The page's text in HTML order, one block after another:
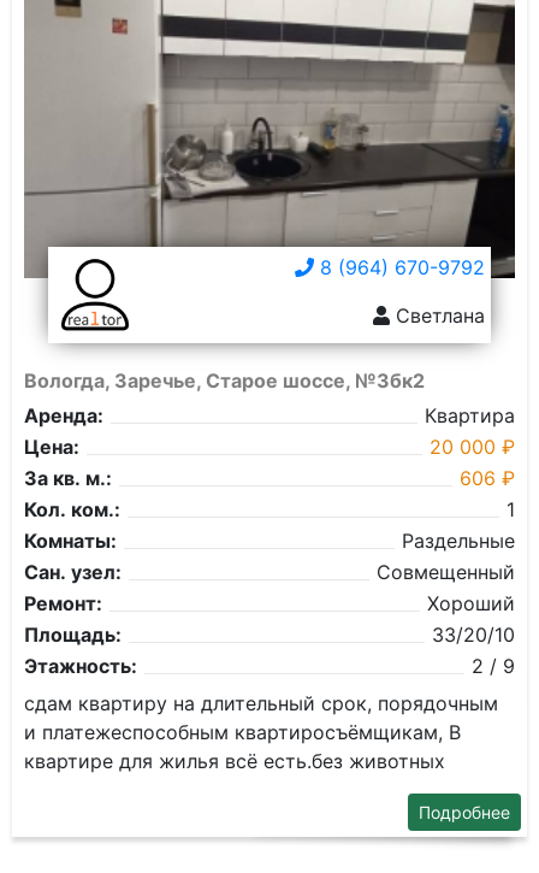
8 (964) 670-9792
Светлана
Вологда, Заречье, Старое шоссе, №3бк2
Аренда:
Квартира
Цена:
20 000 ₽
За кв. м.:
606 ₽
Кол. ком.:
1
Комнаты:
Раздельные
Сан. узел:
Совмещенный
Ремонт:
Хороший
Площадь:
33/20/10
Этажность:
2 / 9
сдам квартиру на длительный срок, порядочным
и платежеспособным квартиросъёмщикам, В
квартире для жилья всё есть.без животных
Подробнее